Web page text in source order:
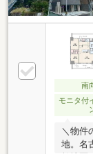
南
モニタ付
＼物件
地。名